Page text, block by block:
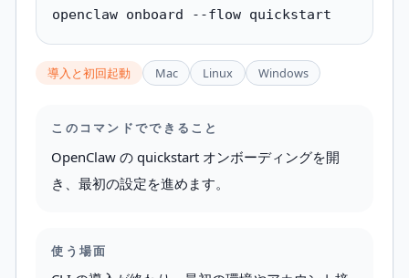
openclaw onboard --flow quickstart
導入と初回起動 Mac Linux Windows
このコマンドでできること
OpenClaw の quickstart オンボーディングを開
き、最初の設定を進めます。
使う場面